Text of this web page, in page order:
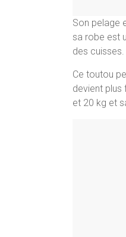
Son pelage
sa robe est
des cuisses.
Ce toutou
devient plus
et 20 kg et